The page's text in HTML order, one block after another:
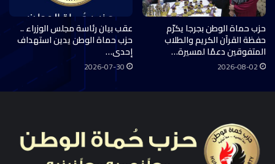
حزب حماة الوطن بجرجا يكرّم
حفظة القرآن الكريم والطلاب
المتفوقين دعمًا لمسيرة…
2026-08-02
عقب بيان رئاسة مجلس الوزراء ..
حزب حماة الوطن يدين استهداف
إحدى…
2026-07-30